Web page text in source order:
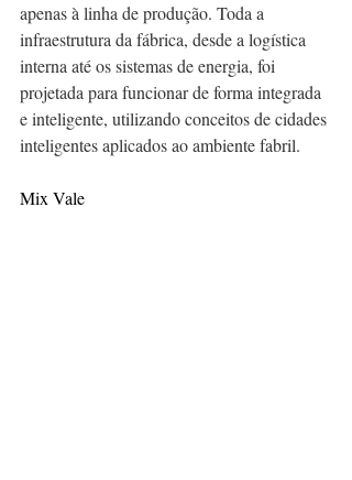
apenas à linha de produção. Toda a
infraestrutura da fábrica, desde a logística
interna até os sistemas de energia, foi
projetada para funcionar de forma integrada
e inteligente, utilizando conceitos de cidades
inteligentes aplicados ao ambiente fabril.
Mix Vale